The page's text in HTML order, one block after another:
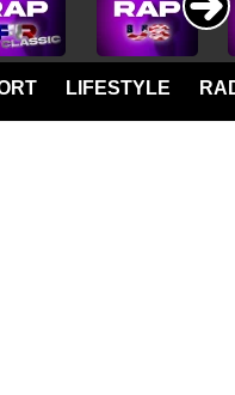
LIFESTYLE